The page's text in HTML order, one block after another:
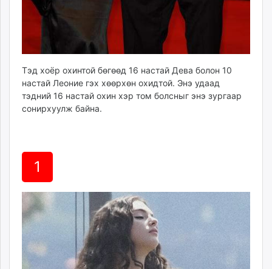
unuudur.mn
mglradio.com
fact.mn
itoim.mn
tumen.mn
shuum.mn
times.mn
unegui.mn
assa.mn
toim.mn
tac.mn
paparazzi.mn
unread.today
Тэд хоёр охинтой бөгөөд 16 настай Дева болон 10
настай Леоние гэх хөөрхөн охидтой. Энэ удаад
тэдний 16 настай охин хэр том болсныг энэ зургаар
сонирхуулж байна.
1